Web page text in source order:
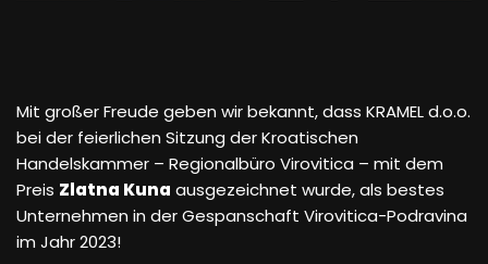
Mit großer Freude geben wir bekannt, dass KRAMEL d.o.o.
bei der feierlichen Sitzung der Kroatischen
Handelskammer – Regionalbüro Virovitica – mit dem
Preis Zlatna Kuna ausgezeichnet wurde, als bestes
Unternehmen in der Gespanschaft Virovitica-Podravina
im Jahr 2023!